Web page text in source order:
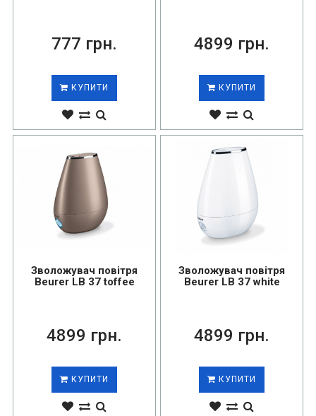
777 грн.
КУПИТИ
4899 грн.
КУПИТИ
Зволожувач повітря
Beurer LB 37 toffee
4899 грн.
КУПИТИ
Зволожувач повітря
Beurer LB 37 white
4899 грн.
КУПИТИ